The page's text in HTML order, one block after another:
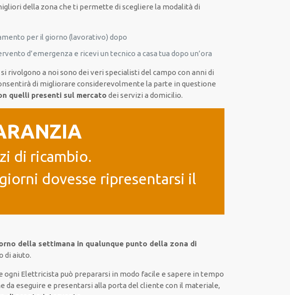
della zona che ti permette di scegliere la modalità di
per il giorno (lavorativo) dopo
d’emergenza e ricevi un tecnico a casa tua dopo un’ora
a noi sono dei veri specialisti del campo con anni di
di migliorare considerevolmente la parte in questione
quelli presenti sul mercato dei servizi a domicilio.
di ricambio.
dovesse ripresentarsi il
della settimana in qualunque punto della zona di
di aiuto.
Elettricista può prepararsi in modo facile e sapere in tempo
da eseguire e presentarsi alla porta del cliente con il materiale,